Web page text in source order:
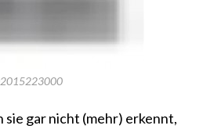
sie gar nicht (mehr) erkennt,